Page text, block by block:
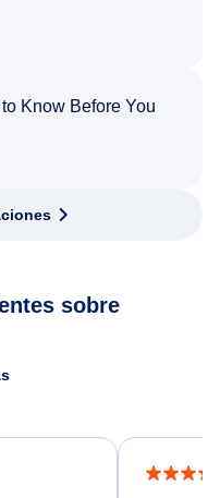
Know Before You
sobre